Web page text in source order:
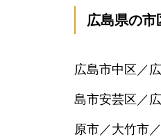
広島県の市
広島市中区／
島市安芸区／
原市／大竹市